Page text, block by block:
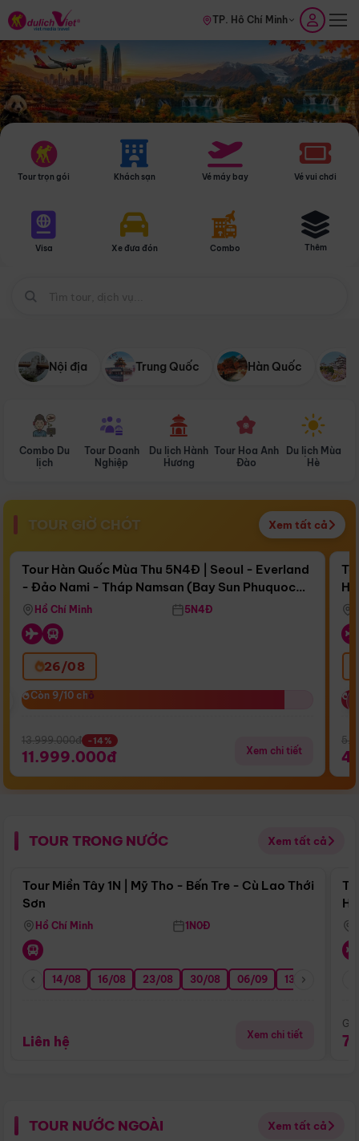
TP. Hồ Chí Minh
Tour trọn gói Khách sạn Vé máy bay Vé vui chơi
Visa Xe đưa đón Combo Thêm
Nội địa Trung Quốc Hàn Quốc
Combo Du
lịch
Tour Doanh
Nghiệp
Du lịch Hành
Hương
Tour Hoa Anh
Đào
Du lịch Mùa
Hè
TOUR GIỜ CHÓT Xem tất cả
Còn17 ngày 03:26:34
Bay Sun Phuquoc Airways
Điểm nổi bật
Tour Hàn Quốc Mùa Thu 5N4Đ | Seoul - Everland
- Đảo Nami - Tháp Namsan (Bay Sun Phuquoc
Airways)
Hồ Chí Minh 5N4Đ
26/08
Còn 9/10 chỗ
Còn 9/10 chỗ
13.999.000đ -14%
11.999.000đ Xem chi tiết
TOUR TRONG NƯỚC Xem tất cả
Điểm nổi bật
Tour Miền Tây 1N | Mỹ Tho - Bến Tre - Cù Lao Thới
Sơn
Hồ Chí Minh 1N0Đ
14/08 16/08 23/08 30/08 06/09 13/09
Liên hệ Xem chi tiết
TOUR NƯỚC NGOÀI Xem tất cả
Điểm nổi bật